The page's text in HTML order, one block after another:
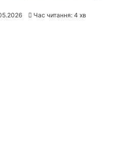
Час читання: 4 хв